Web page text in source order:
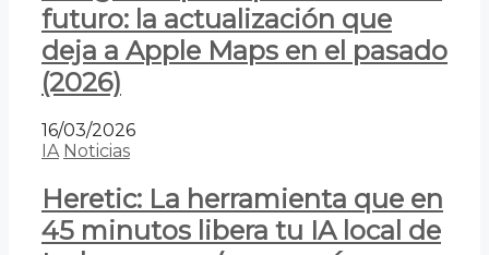
futuro: la actualización que
deja a Apple Maps en el pasado
(2026)
16/03/2026
IA Noticias
Heretic: La herramienta que en
45 minutos libera tu IA local de